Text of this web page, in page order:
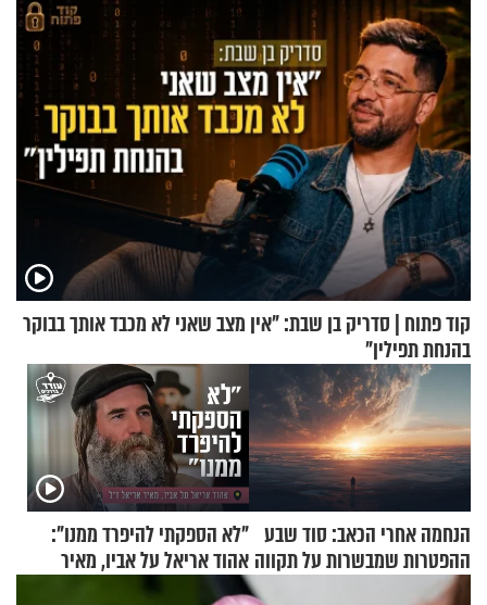
קוד פתוח | סדריק בן שבת: "אין מצב שאני לא מכבד אותך בבוקר
בהנחת תפילין"
הנחמה אחרי הכאב: סוד שבע
ההפטרות שמבשרות על תקווה
וגאולה
"לא הספקתי להיפרד ממנו":
אהוד אריאל על אביו, מאיר
אריאל ז"ל